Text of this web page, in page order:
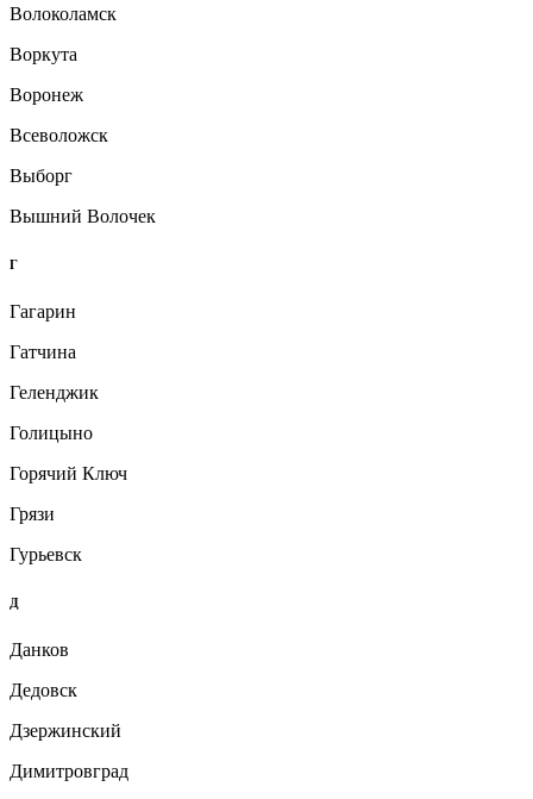
Волоколамск
Воркута
Воронеж
Всеволожск
Выборг
Вышний Волочек
Г
Гагарин
Гатчина
Геленджик
Голицыно
Горячий Ключ
Грязи
Гурьевск
Д
Данков
Дедовск
Дзержинский
Димитровград